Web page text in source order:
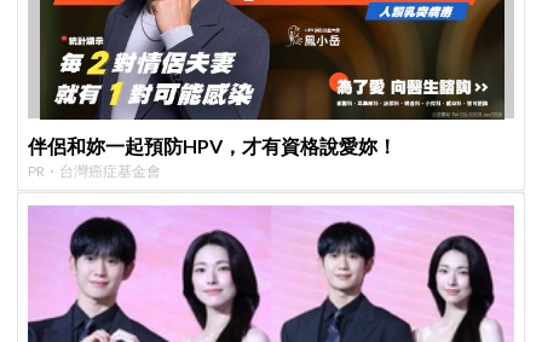
伴侶和妳一起預防HPV，才有資格說愛妳！
PR・台灣癌症基金會